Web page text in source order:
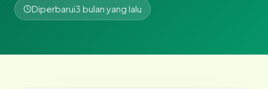
Diperbarui3 bulan yang lalu